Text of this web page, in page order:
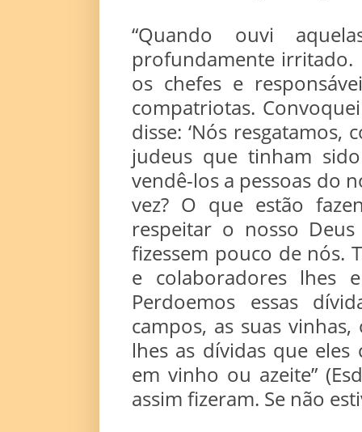
“Quando ouvi
profundamente irritado.
os chefes e
compatriotas.
disse: ‘Nós
judeus que tinham
vendê-los a pessoas do
vez? O que estão
respeitar o nosso
fizessem pouco de nós.
e colaboradores lhes
Perdoemos essas
campos, as suas
lhes as dívidas que
em vinho ou azeite”
assim fizeram. Se não